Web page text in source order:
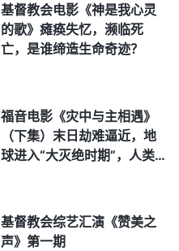
基督教会电影《神是我心灵
的歌》瘫痪失忆，濒临死
亡，是谁缔造生命奇迹？
福音电影《灾中与主相遇》
（下集）末日劫难逼近，地
球进入“大灭绝时期”，人类
基督教会综艺汇演《赞美之
声》第一期